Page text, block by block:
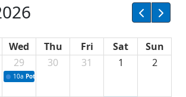
Wed Thu Fri Sat
Sun
29
10a Potpisivanje ugovora sa neprofitnim
30 31 1 2